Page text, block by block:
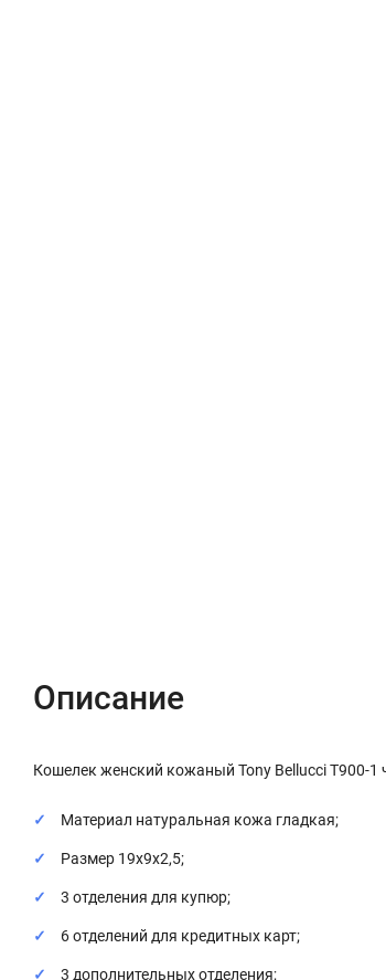
Описание
Кошелек женский кожаный Tony Bellucci T900-1
Материал натуральная кожа гладкая;
Размер 19х9х2,5;
3 отделения для купюр;
6 отделений для кредитных карт;
3 дополнительных отделения;